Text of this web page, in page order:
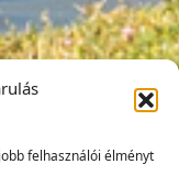
felhasználói élményt